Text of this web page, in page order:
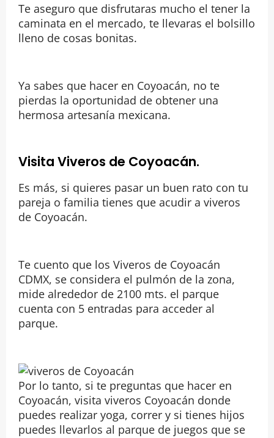
Te aseguro que disfrutaras mucho el tener la
caminata en el mercado, te llevaras el bolsillo
lleno de cosas bonitas.
Ya sabes que hacer en Coyoacán, no te
pierdas la oportunidad de obtener una
hermosa artesanía mexicana.
Visita Viveros de Coyoacán.
Es más, si quieres pasar un buen rato con tu
pareja o familia tienes que acudir a viveros
de Coyoacán.
Te cuento que los Viveros de Coyoacán
CDMX, se considera el pulmón de la zona,
mide alrededor de 2100 mts. el parque
cuenta con 5 entradas para acceder al
parque.
Por lo tanto, si te preguntas que hacer en
Coyoacán, visita viveros Coyoacán donde
puedes realizar yoga, correr y si tienes hijos
puedes llevarlos al parque de juegos que se